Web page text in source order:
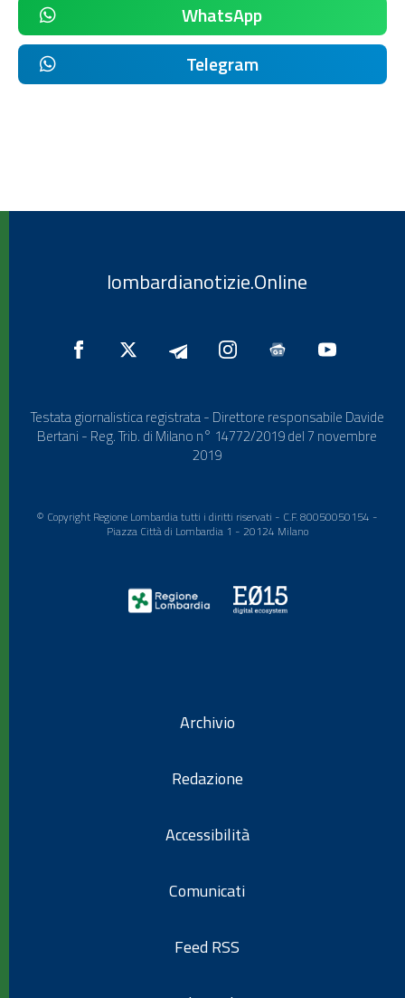
WhatsApp
Telegram
lombardianotizie.Online
Testata giornalistica registrata - Direttore responsabile Davide
Bertani - Reg. Trib. di Milano n° 14772/2019 del 7 novembre
2019
© Copyright Regione Lombardia tutti i diritti riservati - C.F. 80050050154 -
Piazza Città di Lombardia 1 - 20124 Milano
Archivio
Redazione
Accessibilità
Comunicati
Feed RSS